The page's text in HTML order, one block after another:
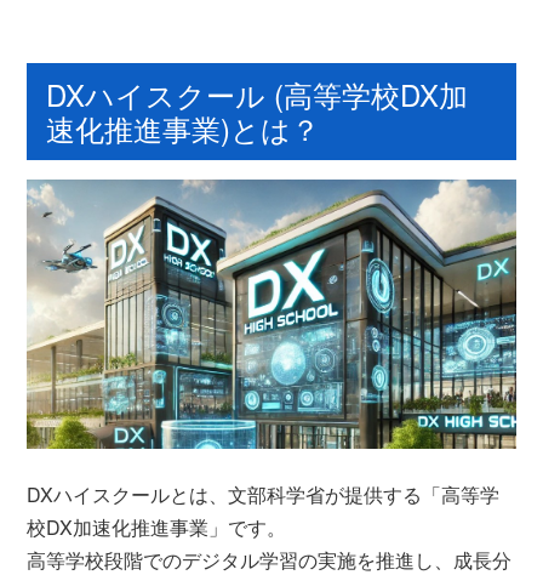
DXハイスクール (高等学校DX加
速化推進事業)とは？
DXハイスクールとは、文部科学省が提供する「高等学
校DX加速化推進事業」です。
高等学校段階でのデジタル学習の実施を推進し、成長分